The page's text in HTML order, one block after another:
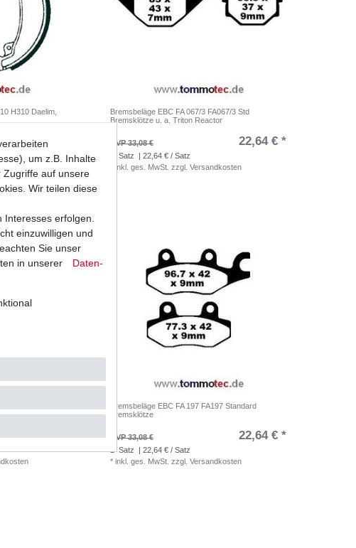
H310 Daelim,
15,61 € *
Bremsbeläge EBC FA 067/3 FA067/3 Std
Bremsklötze u. a. Triton Reactor
UVP 33,08 € 22,64 € *
Satz
| 22,64 € / Satz
inkl. ges. MwSt. zzgl.Versandkosten
26,93 € *
Bremsbeläge EBC FA 197 FA197 Standard
Bremsklötze
UVP 33,08 € 22,64 € *
1 Satz
| 22,64 € / Satz
*inkl. ges. MwSt. zzgl.Versandkosten
um z.B. Inhalte
Zugriffe auf unsere
Wir teilen diese
erfolgen.
einzuwilligen und
Sie unser
in unserer
Daten­